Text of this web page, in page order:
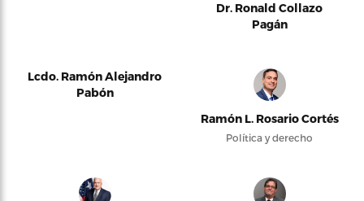
Dr. Ronald Collazo
Pagán
Lcdo. Ramón Alejandro
Pabón
Ramón L. Rosario Cortés
Política y derecho